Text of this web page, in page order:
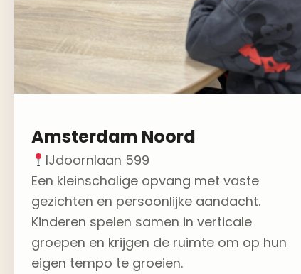
Amsterdam Noord
IJdoornlaan 599
Een kleinschalige opvang met vaste
gezichten en persoonlijke aandacht.
Kinderen spelen samen in verticale
groepen en krijgen de ruimte om op hun
eigen tempo te groeien.